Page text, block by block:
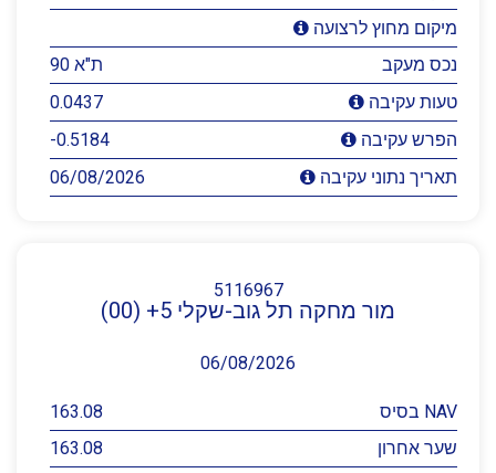
מיקום מחוץ לרצועה
נכס מעקב
ת"א 90
טעות עקיבה
0.0437
הפרש עקיבה
-0.5184
תאריך נתוני עקיבה
06/08/2026
5116967
מור מחקה תל גוב-שקלי 5+ (00)
06/08/2026
NAV בסיס
163.08
שער אחרון
163.08